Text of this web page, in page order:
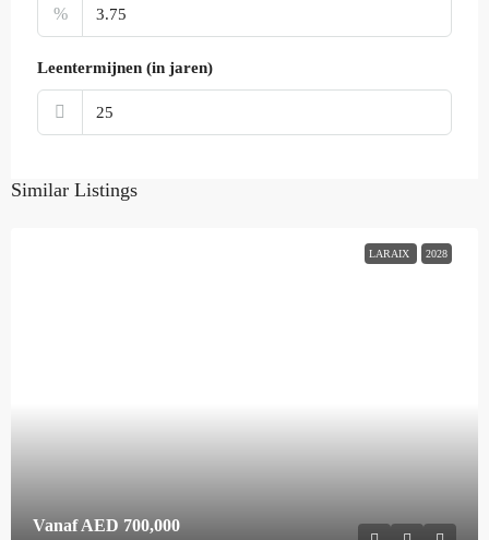
%
Leentermijnen (in jaren)
Similar Listings
LARAIX 2028
VanafAED 700,000